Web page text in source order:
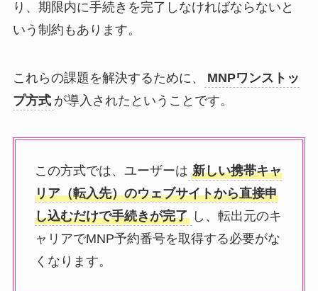
り、期限内に手続きを完了しなければならないと
いう制約もあります。
これらの課題を解決するために、
MNPワンストッ
プ方式 が導入されたということです。
この方式では、ユーザーは 新しい携帯キャ
リア（転入先）のウェブサイトから直接申
し込むだけで手続きが完了 し、転出元のキ
ャリアでMNP予約番号を取得する必要がな
くなります。